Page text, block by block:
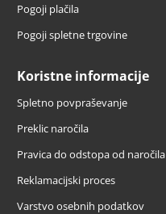
Pogoji plačila
Pogoji spletne trgovine
Koristne informacije
Spletno povpraševanje
Preklic naročila
Pravica do odstopa od naročila
Reklamacijski proces
Varstvo osebnih podatkov